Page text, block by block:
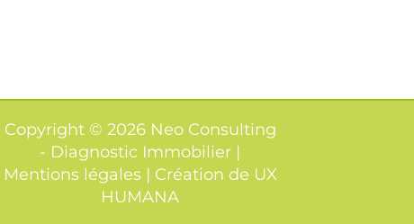
Copyright © 2026 Neo Consulting
- Diagnostic Immobilier |
Mentions légales | Création de UX
HUMANA